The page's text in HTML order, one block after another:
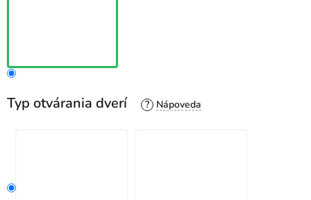
Typ otvárania dverí ?